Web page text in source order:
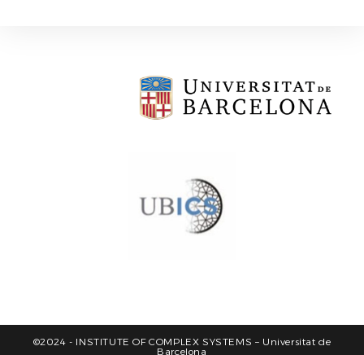
©2024 - INSTITUTE OF COMPLEX SYSTEMS – Universitat de
Barcelona